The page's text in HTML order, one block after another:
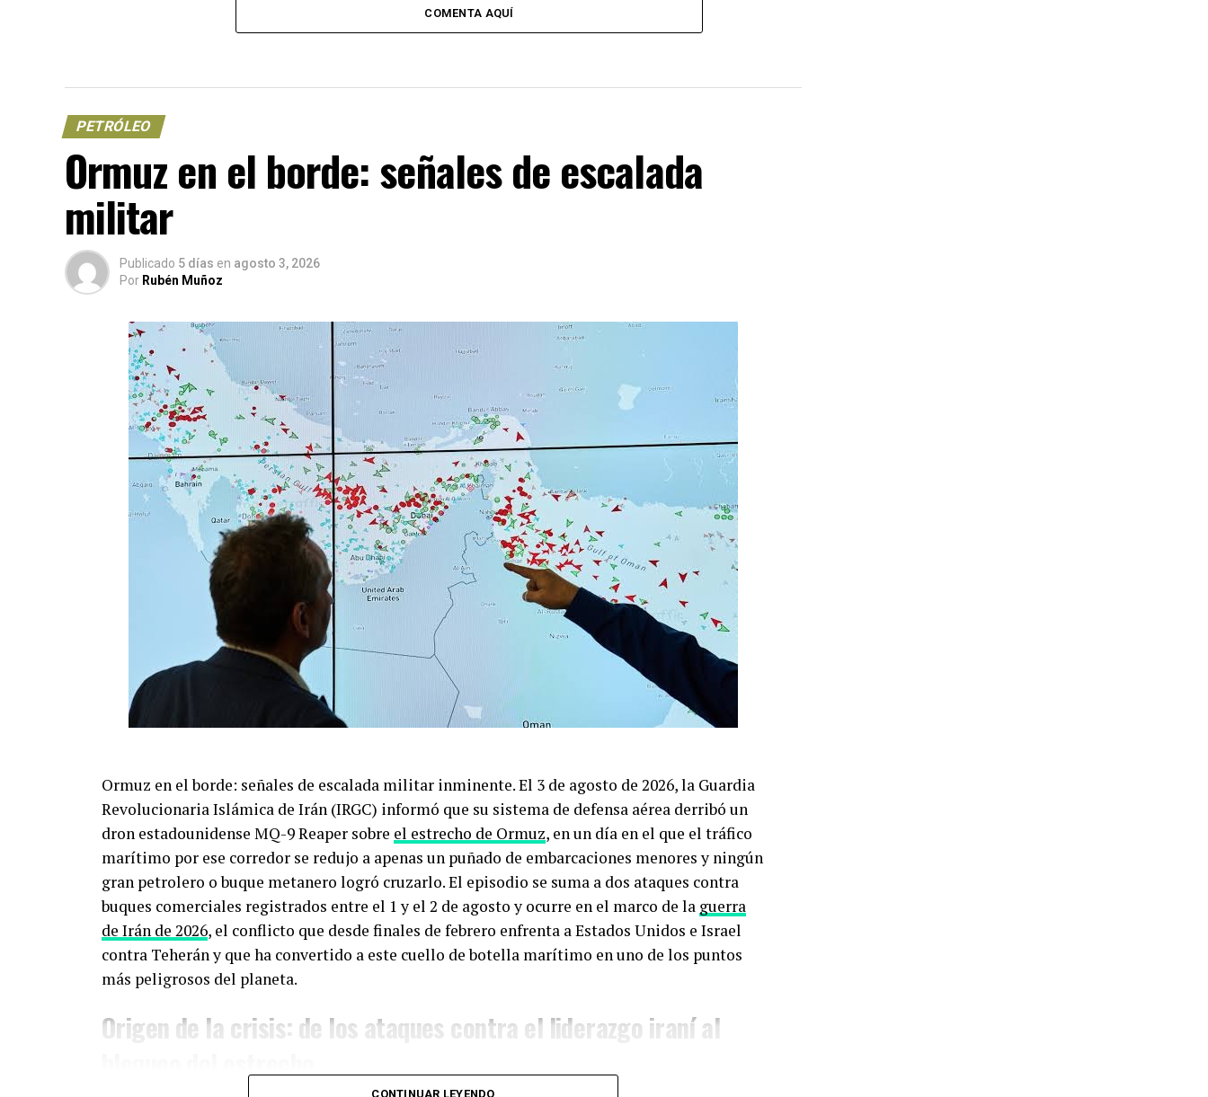
COMENTA AQUÍ
PETRÓLEO
Ormuz en el borde: señales de escalada
militar
Publicado 5 días en agosto 3, 2026
Por Rubén Muñoz
Ormuz en el borde: señales de escalada militar inminente. El 3 de agosto de 2026, la Guardia
Revolucionaria Islámica de Irán (IRGC) informó que su sistema de defensa aérea derribó un
dron estadounidense MQ-9 Reaper sobre el estrecho de Ormuz, en un día en el que el tráfico
marítimo por ese corredor se redujo a apenas un puñado de embarcaciones menores y ningún
gran petrolero o buque metanero logró cruzarlo. El episodio se suma a dos ataques contra
buques comerciales registrados entre el 1 y el 2 de agosto y ocurre en el marco de la guerra
de Irán de 2026, el conflicto que desde finales de febrero enfrenta a Estados Unidos e Israel
contra Teherán y que ha convertido a este cuello de botella marítimo en uno de los puntos
más peligrosos del planeta.
Origen de la crisis: de los ataques contra el liderazgo iraní al
CONTINUAR LEYENDO